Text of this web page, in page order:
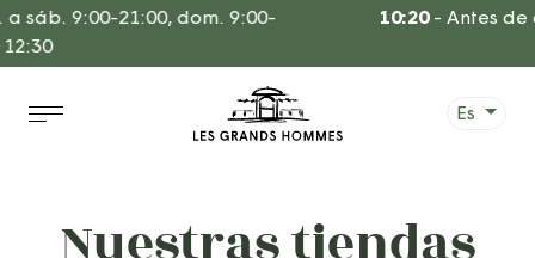
Ir
al
contenido
sáb. 9:00-21:00, dom. 9:00-
10:20-Antes de
Es